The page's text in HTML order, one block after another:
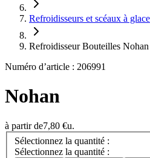
Refroidisseurs et scéaux à glace
Refroidisseur Bouteilles Nohan
Numéro d’article : 206991
Nohan
à partir de7,80 €u.
Sélectionnez la quantité :
Sélectionnez la quantité :